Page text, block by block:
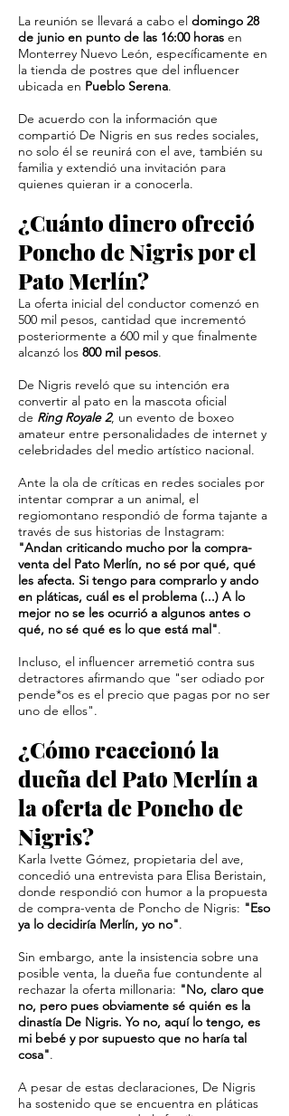
La reunión se llevará a cabo el domingo 28
de junio en punto de las 16:00 horas en
Monterrey Nuevo León, específicamente en
la tienda de postres que del influencer
ubicada en Pueblo Serena.
De acuerdo con la información que
compartió De Nigris en sus redes sociales,
no solo él se reunirá con el ave, también su
familia y extendió una invitación para
quienes quieran ir a conocerla.
¿Cuánto dinero ofreció
Poncho de Nigris por el
Pato Merlín?
La oferta inicial del conductor comenzó en
500 mil pesos, cantidad que incrementó
posteriormente a 600 mil y que finalmente
alcanzó los 800 mil pesos.
De Nigris reveló que su intención era
convertir al pato en la mascota oficial
de Ring Royale 2, un evento de boxeo
amateur entre personalidades de internet y
celebridades del medio artístico nacional.
Ante la ola de críticas en redes sociales por
intentar comprar a un animal, el
regiomontano respondió de forma tajante a
través de sus historias de Instagram:
"Andan criticando mucho por la compra-
venta del Pato Merlín, no sé por qué, qué
les afecta. Si tengo para comprarlo y ando
en pláticas, cuál es el problema (...) A lo
mejor no se les ocurrió a algunos antes o
qué, no sé qué es lo que está mal".
Incluso, el influencer arremetió contra sus
detractores afirmando que "ser odiado por
pende*os es el precio que pagas por no ser
uno de ellos".
¿Cómo reaccionó la
dueña del Pato Merlín a
la oferta de Poncho de
Nigris?
Karla Ivette Gómez, propietaria del ave,
concedió una entrevista para Elisa Beristain,
donde respondió con humor a la propuesta
de compra-venta de Poncho de Nigris: "Eso
ya lo decidiría Merlín, yo no".
Sin embargo, ante la insistencia sobre una
posible venta, la dueña fue contundente al
rechazar la oferta millonaria: "No, claro que
no, pero pues obviamente sé quién es la
dinastía De Nigris. Yo no, aquí lo tengo, es
mi bebé y por supuesto que no haría tal
cosa".
A pesar de estas declaraciones, De Nigris
ha sostenido que se encuentra en pláticas